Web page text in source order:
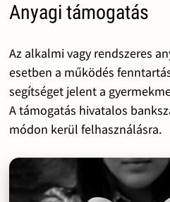
Anyagi támogatás
Az alkalmi vagy rendszeres
esetben a működés
segítséget jelent a
A támogatás hivatalos
módon kerül felhasználásra.